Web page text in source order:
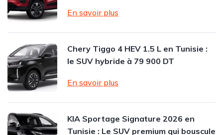
En savoir plus
Chery Tiggo 4 HEV 1.5 L en Tunisie :
le SUV hybride à 79 900 DT
En savoir plus
KIA Sportage Signature 2026 en
Tunisie : Le SUV premium qui bouscule